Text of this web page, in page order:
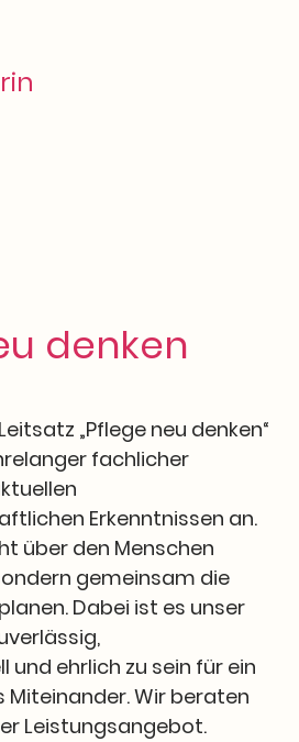
denken
„Pflege neu denken“
fachlicher
Erkenntnissen an.
über den Menschen
gemeinsam die
Dabei ist es unser
ehrlich zu sein für ein
Wir beraten
Leistungsangebot.